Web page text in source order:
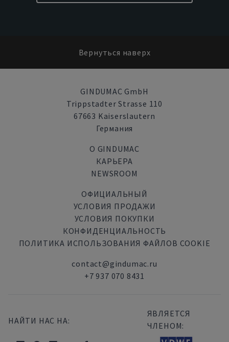
Вернуться наверх
GINDUMAC GmbH
Trippstadter Strasse 110
67663 Kaiserslautern
Германия
О GINDUMAC
КАРЬЕРА
NEWSROOM
ОФИЦИАЛЬНЫЙ
УСЛОВИЯ ПРОДАЖИ
УСЛОВИЯ ПОКУПКИ
КОНФИДЕНЦИАЛЬНОСТЬ
ПОЛИТИКА ИСПОЛЬЗОВАНИЯ ФАЙЛОВ COOKIE
contact@gindumac.ru
+7 937 070 8431
НАЙТИ НАС НА:
ЯВЛЯЕТСЯ
ЧЛЕНОМ: